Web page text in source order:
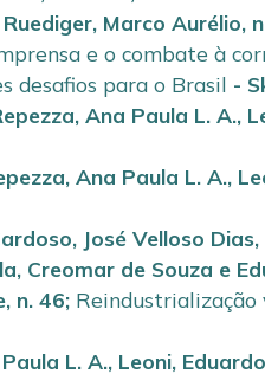
Ruediger, Marco Aurélio,
e o combate à
desafios para o Brasil -
Ana Paula L. A.,
Ana Paula L. A.,
José Velloso Dias,
Creomar de Souza e
, n. 46;
L. A., Leoni,